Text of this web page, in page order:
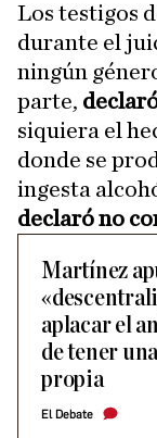
Los testigos
durante el
ningún
parte,
siquiera el
donde se
ingesta
declaró no
Martínez
aplacar el
de tener
propia
El Debate